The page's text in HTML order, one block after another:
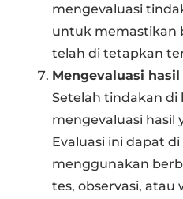
mengevaluasi
untuk memastikan
telah di tetapkan
Mengevaluasi hasil
Setelah tindakan di
mengevaluasi hasil
Evaluasi ini dapat
menggunakan
tes, observasi, atau